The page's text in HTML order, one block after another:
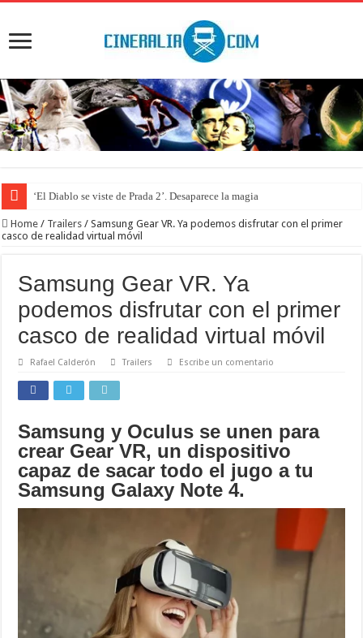
‘El Diablo se viste de Prada 2’. Desaparece la magia
Home / Trailers / Samsung Gear VR. Ya podemos disfrutar con el primer
casco de realidad virtual móvil
Samsung Gear VR. Ya
podemos disfrutar con el primer
casco de realidad virtual móvil
Rafael Calderón Trailers Escribe un comentario
Samsung y Oculus se unen para
crear Gear VR, un dispositivo
capaz de sacar todo el jugo a tu
Samsung Galaxy Note 4.